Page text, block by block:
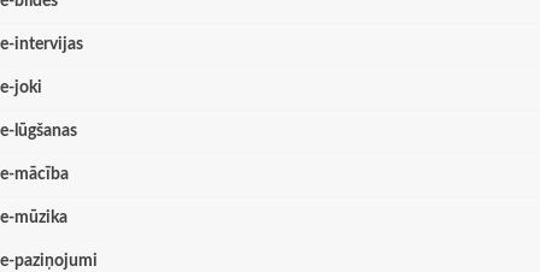
e-intervijas
e-joki
e-lūgšanas
e-mācība
e-mūzika
e-paziņojumi